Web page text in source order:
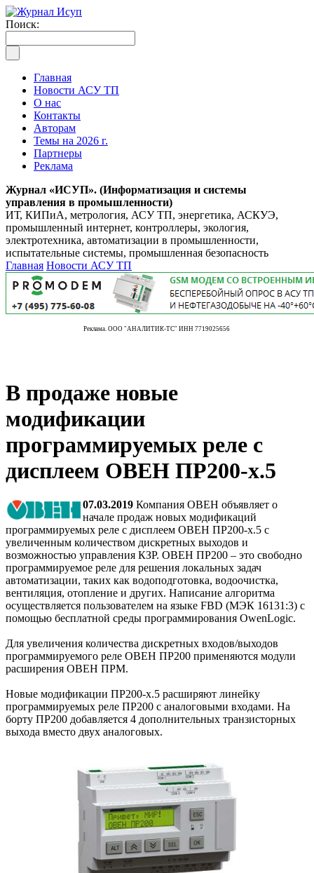
Поиск:
Главная
Новости АСУ ТП
О нас
Контакты
Авторам
Темы на 2026 г.
Партнеры
Реклама
Журнал «ИСУП». (Информатизация и системы
управления в промышленности)
ИТ, КИПиА, метрология, АСУ ТП, энергетика, АСКУЭ,
промышленный интернет, контроллеры, экология,
электротехника, автоматизации в промышленности,
испытательные системы, промышленная безопасность
Главная Новости АСУ ТП
Реклама. ООО "АНАЛИТИК-ТС" ИНН 7719025656
В продаже новые
модификации
программируемых реле с
дисплеем ОВЕН ПР200-х.5
07.03.2019 Компания ОВЕН объявляет о
начале продаж новых модификаций
программируемых реле с дисплеем ОВЕН ПР200-х.5 с
увеличенным количеством дискретных выходов и
возможностью управления КЗР. ОВЕН ПР200 – это свободно
программируемое реле для решения локальных задач
автоматизации, таких как водоподготовка, водоочистка,
вентиляция, отопление и других. Написание алгоритма
осуществляется пользователем на языке FBD (МЭК 16131:3) с
помощью бесплатной среды программирования OwenLogic.
Для увеличения количества дискретных входов/выходов
программируемого реле ОВЕН ПР200 применяются модули
расширения ОВЕН ПРМ.
Новые модификации ПР200-х.5 расширяют линейку
программируемых реле ПР200 с аналоговыми входами. На
борту ПР200 добавляется 4 дополнительных транзисторных
выхода вместо двух аналоговых.